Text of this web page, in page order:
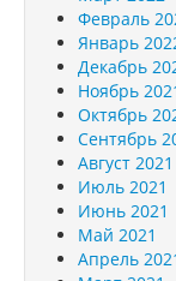
Февраль
Январь
Декабрь
Ноябрь
Октябрь
Сентябрь
Август 2021
Июль 2021
Июнь 2021
Май 2021
Апрель